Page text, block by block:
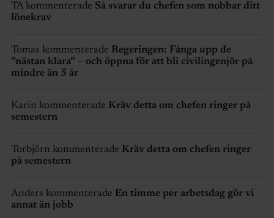
TA kommenterade Så svarar du chefen som nobbar ditt
lönekrav
Tomas kommenterade Regeringen: Fånga upp de
”nästan klara” – och öppna för att bli civilingenjör på
mindre än 5 år
Karin kommenterade Kräv detta om chefen ringer på
semestern
Torbjörn kommenterade Kräv detta om chefen ringer
på semestern
Anders kommenterade En timme per arbetsdag gör vi
annat än jobb